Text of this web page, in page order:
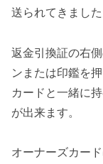
送られてきました
返金引換証の右
ンまたは印鑑を
カードと一緒に
が出来ます。
オーナーズカー